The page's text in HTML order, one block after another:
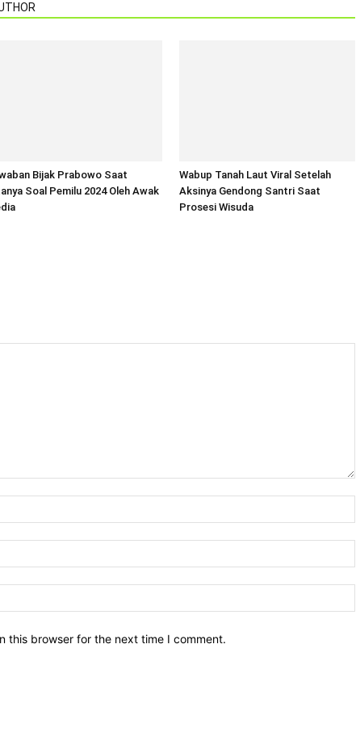
Bijak Prabowo Saat
Soal Pemilu 2024 Oleh Awak
Wabup Tanah Laut Viral Setelah
Aksinya Gendong Santri Saat
Prosesi Wisuda
this browser for the next time I comment.